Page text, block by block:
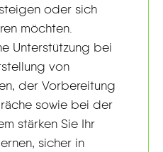
oder sich
möchten.
Unterstützung bei
von
der Vorbereitung
sowie bei der
stärken Sie Ihr
sicher in